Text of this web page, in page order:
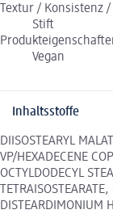
Textur / Konsistenz
Stift
Vegan
Inhaltsstoffe
DIISOSTEARYL
VP/HEXADECENE
OCTYLDODECYL
DISTEARDIMONIUM